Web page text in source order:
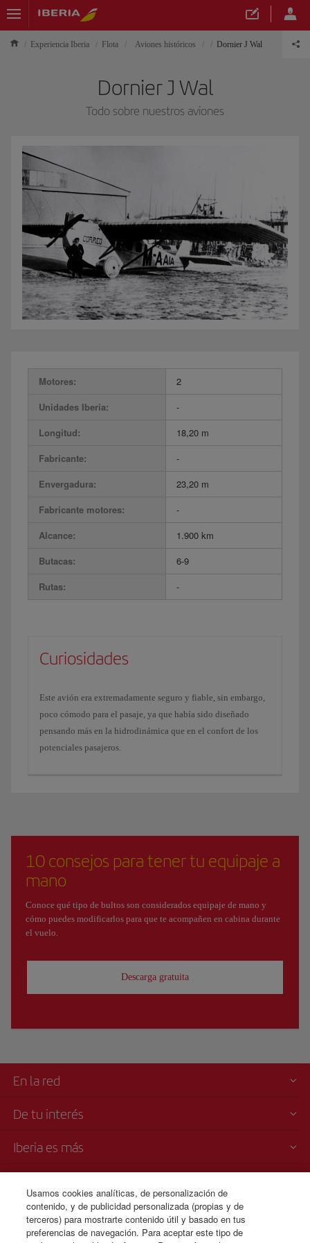
Experiencia Iberia Flota Aviones históricos Dornier J Wal
Dornier J Wal
Todo sobre nuestros aviones
Motores:
2
Unidades Iberia:
-
Longitud:
18,20 m
Fabricante:
-
Envergadura:
23,20 m
Fabricante motores:
-
Alcance:
1.900 km
Butacas:
6-9
Rutas:
-
Curiosidades
Este avión era extremadamente seguro y fiable, sin embargo,
poco cómodo para el pasaje, ya que había sido diseñado
pensando más en la hidrodinámica que en el confort de los
potenciales pasajeros.
10 consejos para tener tu equipaje a
mano
Conoce qué tipo de bultos son considerados equipaje de mano y
cómo puedes modificarlos para que te acompañen en cabina durante
el vuelo.
Descarga gratuita
En la red
De tu interés
Iberia es más
Venta telefónica
1 800 375 0049
Usamos cookies analíticas, de personalización de
contenido, y de publicidad personalizada (propias y de
terceros) para mostrarte contenido útil y basado en tus
preferencias de navegación. Para aceptar este tipo de